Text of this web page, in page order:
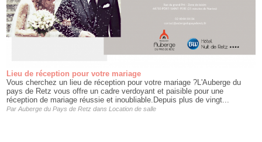
Lieu de réception pour votre mariage
Vous cherchez un lieu de réception pour votre mariage ?L'Auberge du
pays de Retz vous offre un cadre verdoyant et paisible pour une
réception de mariage réussie et inoubliable.Depuis plus de vingt...
Par Auberge du Pays de Retzdans Location de salle